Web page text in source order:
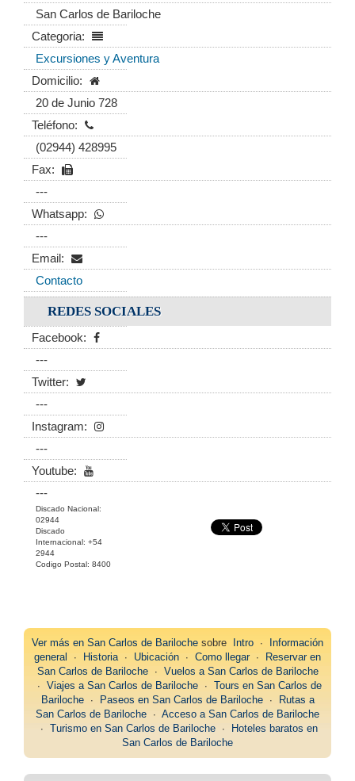
San Carlos de Bariloche
Categoria:
Excursiones y Aventura
Domicilio:
20 de Junio 728
Teléfono:
(02944) 428995
Fax:
---
Whatsapp:
---
Email:
Contacto
REDES SOCIALES
Facebook:
---
Twitter:
---
Instagram:
---
Youtube:
---
Discado Nacional:
02944
Discado
Internacional: +54
2944
Codigo Postal: 8400
Ver más en San Carlos de Bariloche sobre Intro ∙
Información
general
∙ Historia∙ Ubicación ∙ Como llegar∙
Reservar en
San Carlos de Bariloche∙ Vuelos a San Carlos de Bariloche
∙ Viajes a San Carlos de Bariloche∙ Tours en San Carlos de
Bariloche∙ Paseos en San Carlos de Bariloche∙
Rutas a
San Carlos de Bariloche ∙ Acceso a San Carlos de Bariloche
∙ Turismo en San Carlos de Bariloche ∙
Hoteles baratos en
San Carlos de Bariloche